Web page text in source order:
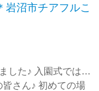
沼市チアフルこ
した♪ 入園式では…
さん♪ 初めての場